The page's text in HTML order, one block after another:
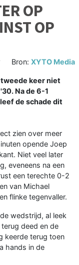
OP
OP
Bron: XYTO Media
tweede keer niet
Na de 6-1
de schade dit
zien over meer
opende Joep
Niet veel later
eveneens na een
een terechte 0-2
van Michael
flinke tegenvaller.
wedstrijd, al leek
deed en de
keerde terug toen
hands in de